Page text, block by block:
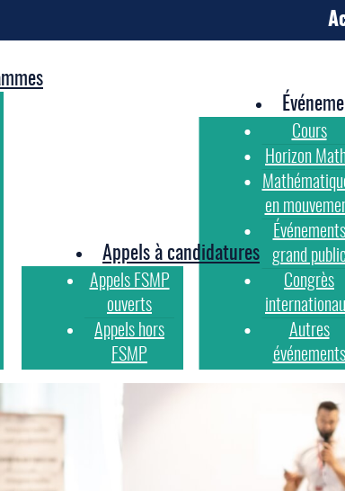
Appels à candidatures
Appels FSMP
ouverts
Appels hors
FSMP
Cours
Horizon
en
Événements
grand public
Congrès
Autres
événements